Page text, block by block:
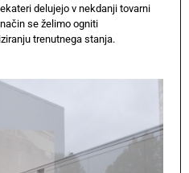
delujejo v nekdanji tovarni
se želimo ogniti
trenutnega stanja.